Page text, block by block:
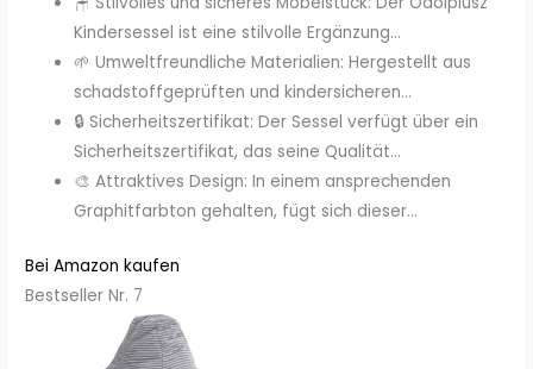
Kindersessel ist eine stilvolle Ergänzung...
🌱 Umweltfreundliche Materialien: Hergestellt aus
schadstoffgeprüften und kindersicheren...
🔒 Sicherheitszertifikat: Der Sessel verfügt über ein
Sicherheitszertifikat, das seine Qualität...
🎨 Attraktives Design: In einem ansprechenden
Graphitfarbton gehalten, fügt sich dieser...
Bei Amazon kaufen
Bestseller Nr. 7